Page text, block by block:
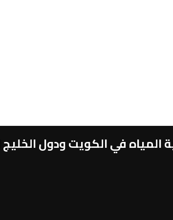
في الكويت ودول الخليج